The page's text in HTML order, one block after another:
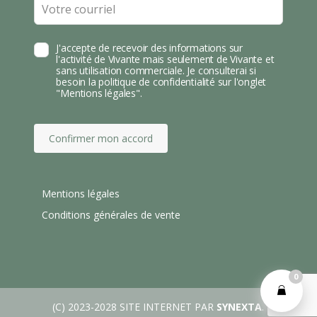
blank
J'accepte de recevoir des informations sur
l'activité de Vivante mais seulement de Vivante et
sans utilisation commerciale. Je consulterai si
besoin la politique de confidentialité sur l'onglet
"Mentions légales".
Confirmer mon accord
Mentions légales
Conditions générales de vente
(C) 2023-2028 SITE INTERNET PAR SYNEXTA.
0